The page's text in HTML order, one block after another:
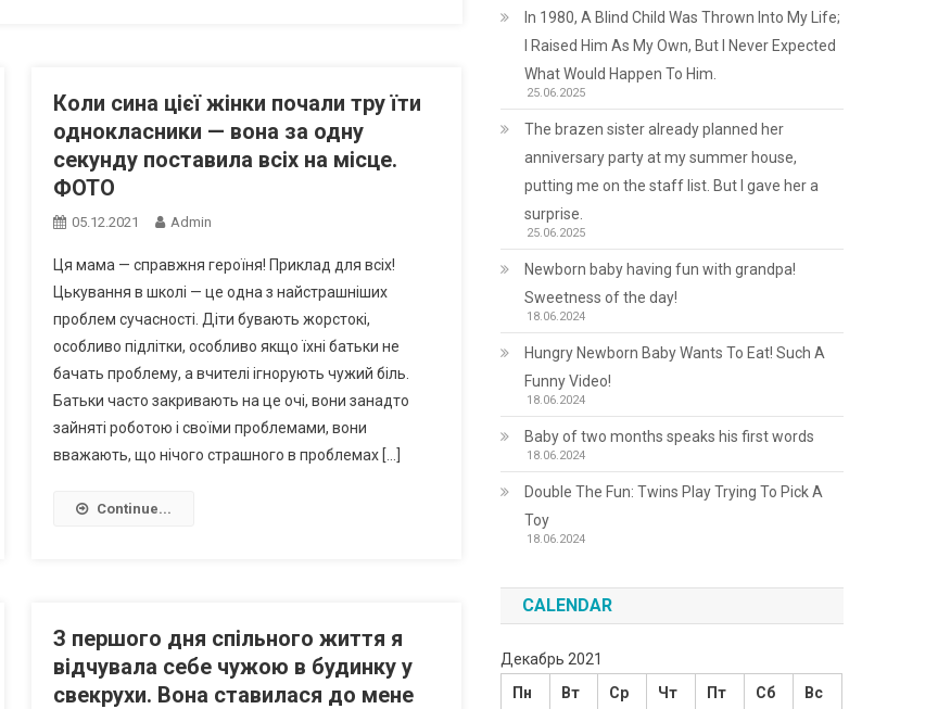
Коли сина цієї жінки почали тру їти
однокласники — вона за одну
секунду поставила всіх на місце.
ФОТО
05.12.2021 Admin
Ця мама — справжня героїня! Приклад для всіх!
Цькування в школі — це одна з найстрашніших
проблем сучасності. Діти бувають жорстокі,
особливо підлітки, особливо якщо їхні батьки не
бачать проблему, а вчителі ігнорують чужий біль.
Батьки часто закривають на це очі, вони занадто
зайняті роботою і своїми проблемами, вони
вважають, що нічого страшного в проблемах […]
Continue...
З першого дня спільного життя я
відчувала себе чужою в будинку у
свекрухи. Вона ставилася до мене
In 1980, A Blind Child Was Thrown Into My Life;
I Raised Him As My Own, But I Never Expected
What Would Happen To Him.
25.06.2025
The brazen sister already planned her
anniversary party at my summer house,
putting me on the staff list. But I gave her a
surprise.
25.06.2025
Newborn baby having fun with grandpa!
Sweetness of the day!
18.06.2024
Hungry Newborn Baby Wants To Eat! Such A
Funny Video!
18.06.2024
Baby of two months speaks his first words
18.06.2024
Double The Fun: Twins Play Trying To Pick A
Toy
18.06.2024
CALENDAR
Декабрь 2021
Пн
Вт Ср Чт Пт Сб Вс